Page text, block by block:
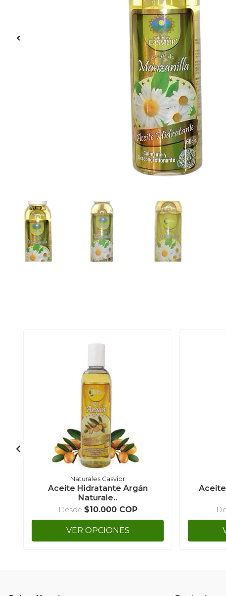
Naturales Casvior
Aceite Hidratante Argán
Naturale..
Desde $10.000 COP
VER OPCIONES